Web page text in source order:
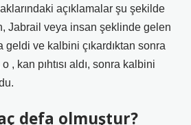
açıklamalar şu şekilde
Jabrail veya insan şeklinde gelen
geldi ve kalbini çıkardıktan sonra
, kan pıhtısı aldı, sonra kalbini
defa olmuştur?